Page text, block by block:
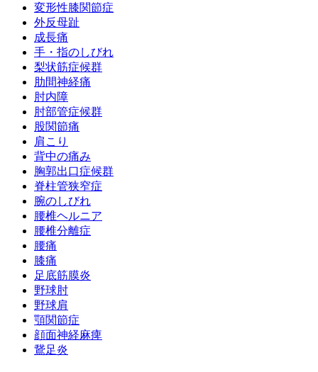
変形性膝関節症
外反母趾
成長痛
手・指のしびれ
梨状筋症候群
肋間神経痛
肘内障
肘部管症候群
股関節痛
肩こり
背中の痛み
胸郭出口症候群
脊柱管狭窄症
腕のしびれ
腰椎ヘルニア
腰椎分離症
腰痛
膝痛
足底筋膜炎
野球肘
野球肩
顎関節症
顔面神経麻痺
鵞足炎